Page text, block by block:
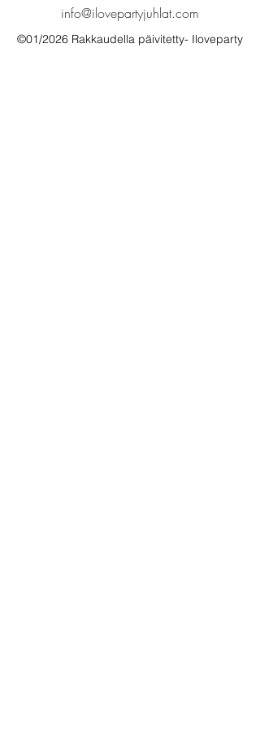
info@ilovepartyjuhlat.com
©01/2026 Rakkaudella päivitetty- Iloveparty